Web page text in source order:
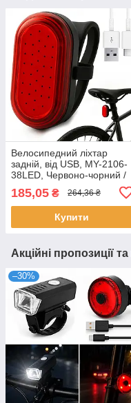
Велосипедний ліхтар
задній, від USB, MY-2106-
38LED, Червоно-чорний /
акумуляторний / Фара для
велосипеда
185,05 ₴ 264,36 ₴
Купити
Акційні пропозиції
–30%